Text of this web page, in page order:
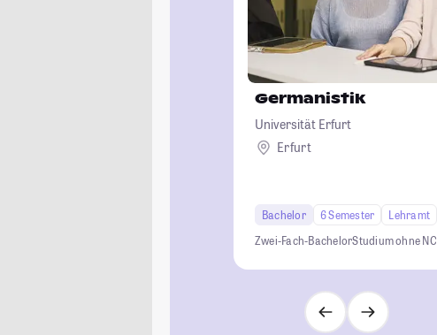
Germanistik
Universität Erfurt
Erfurt
Bachelor 6 Semester
Lehramt
Zwei-Fach-BachelorStudium ohne NC